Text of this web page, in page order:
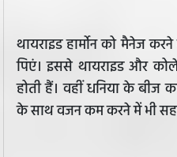
थायराइड हार्मोन को मैनेज
पिएं। इससे थायराइड और
होती हैं। वहीं धनिया के बीज
के साथ वजन कम करने में भी